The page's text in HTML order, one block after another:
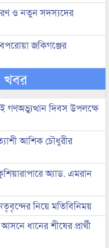
ও নতুন সদস্যদের
জকিগঞ্জের
খবর
দিবস উপলক্ষে
আশিক চৌধুরীর
অ্যাড. এমরান
নিয়ে মতিবিনিময়
ধানের শীষের প্রার্থী